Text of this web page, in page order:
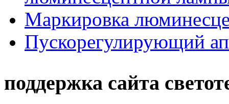
Маркировка
Пускорегулирующий
поддержка сайта